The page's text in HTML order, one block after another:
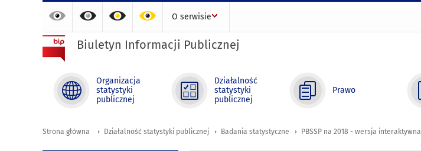
O serwisie
Biuletyn Informacji Publicznej
Organizacja
statystyki
publicznej
Działalność
statystyki
publicznej
Prawo
Strona główna Działalność statystyki publicznej Badania statystyczne PBSSP na 2018 - wersja interaktywna